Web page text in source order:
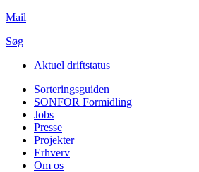
Mail
Søg
Aktuel driftstatus
Sorteringsguiden
SONFOR Formidling
Jobs
Presse
Projekter
Erhverv
Om os